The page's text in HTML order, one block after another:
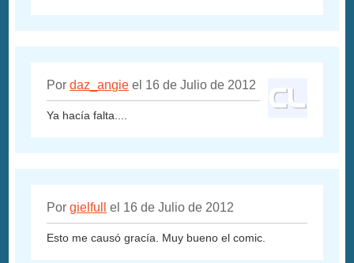
Pordaz_angie el 16 de Julio de 2012
Ya hacía falta....
Porgielfull el 16 de Julio de 2012
Esto me causó gracía. Muy bueno el comic.